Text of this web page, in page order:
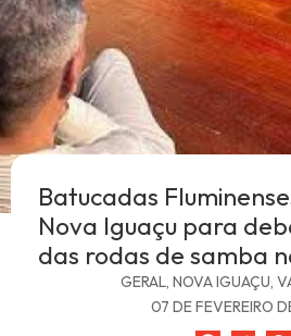
Batucadas
Nova Iguaçu para
das rodas de samba
GERAL, NOVA IGUAÇU,
07 DE FEVEREIRO